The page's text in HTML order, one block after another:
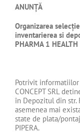
ANUNȚĂ
Organizarea
inventarierea si
PHARMA 1 HEALTH
Potrivit informatiilor
CONCEPT SRL
în Depozitul din str.
asemenea mai
state de plata/
PIPERA.